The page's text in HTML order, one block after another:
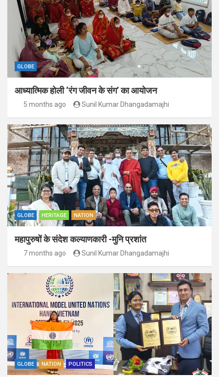
GLOBE
आध्यात्मिक होली ‘रंग जीवन के संग’ का आयोजन
5 months ago Sunil Kumar Dhangadamajhi
GLOBE HERITAGE NATION
महापुरुषों के संदेश कल्याणकारी -मुनि प्रशांत
7 months ago Sunil Kumar Dhangadamajhi
GLOBE NATION POLITICS